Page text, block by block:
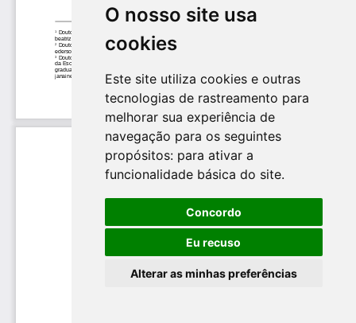
O nosso site usa
cookies
Este site utiliza cookies e outras
tecnologias de rastreamento para
melhorar sua experiência de
navegação para os seguintes
propósitos: para ativar a
funcionalidade básica do site.
Concordo
Eu recuso
Alterar as minhas preferências